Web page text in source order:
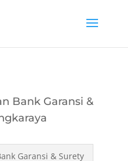
Bank Garansi &